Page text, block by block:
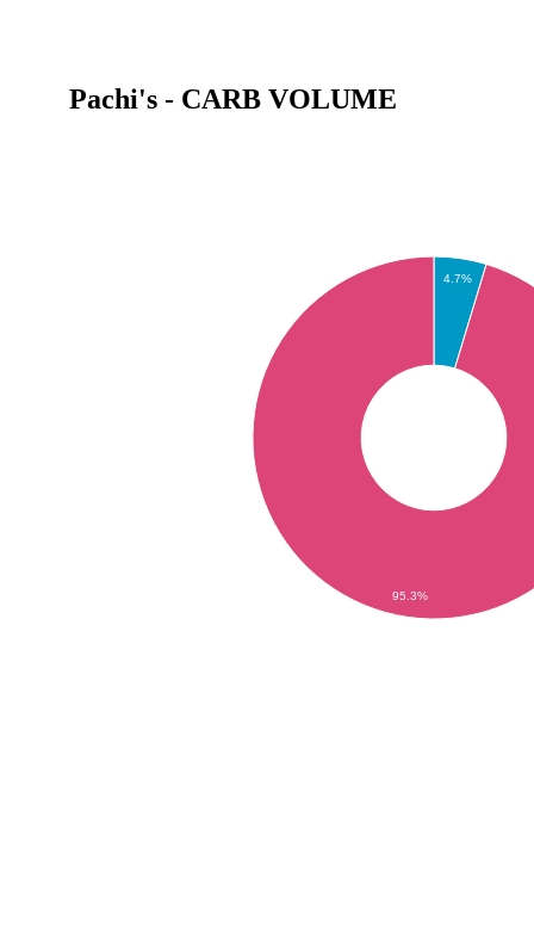
Pachi's - CARB VOLUME
4.7%
95.3%